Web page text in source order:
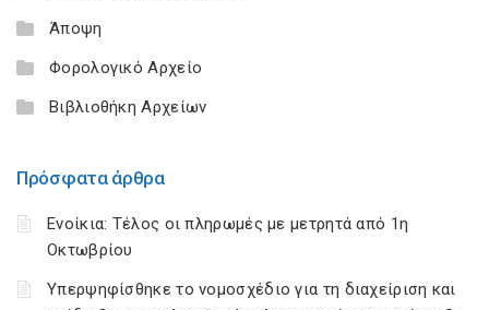
Άποψη
Φορολογικό Αρχείο
Βιβλιοθήκη Αρχείων
Πρόσφατα άρθρα
Ενοίκια: Τέλος οι πληρωμές με μετρητά από 1η
Οκτωβρίου
Υπερψηφίσθηκε το νομοσχέδιο για τη διαχείριση και